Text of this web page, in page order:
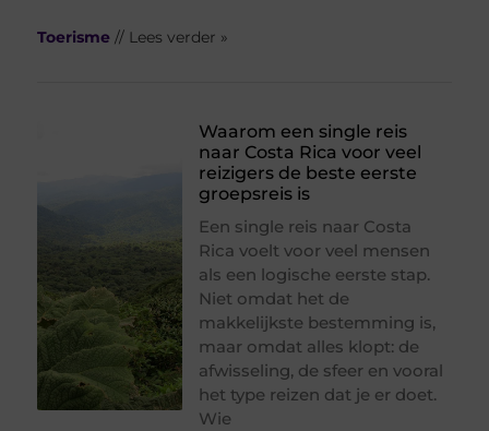
Toerisme // Lees verder »
Waarom een single reis
naar Costa Rica voor veel
reizigers de beste eerste
groepsreis is
Een single reis naar Costa
Rica voelt voor veel mensen
als een logische eerste stap.
Niet omdat het de
makkelijkste bestemming is,
maar omdat alles klopt: de
afwisseling, de sfeer en vooral
het type reizen dat je er doet.
Wie